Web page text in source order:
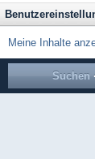
Meine Inhalte
Suchen ·